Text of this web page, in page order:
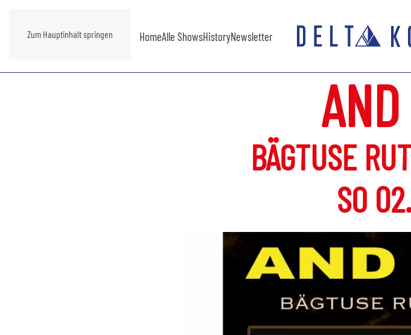
Zum Hauptinhalt springen HomeAlle ShowsHistoryNewsletter
BÄGTUSE
SO